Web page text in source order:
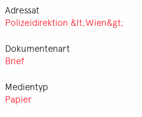
Adressat
Polizeidirektion &lt;Wien&gt;
Dokumentenart
Brief
Medientyp
Papier